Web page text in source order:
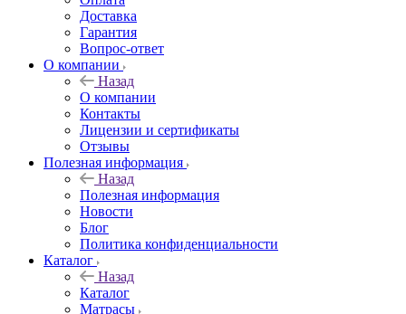
Доставка
Гарантия
Вопрос-ответ
О компании
Назад
О компании
Контакты
Лицензии и сертификаты
Отзывы
Полезная информация
Назад
Полезная информация
Новости
Блог
Политика конфиденциальности
Каталог
Назад
Каталог
Матрасы